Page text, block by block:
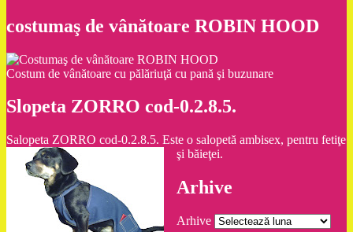
costumaş de vânătoare ROBIN HOOD
Costum de vânătoare cu pălăriuţă cu pană şi buzunare
Slopeta ZORRO cod-0.2.8.5.
Salopeta ZORRO cod-0.2.8.5. Este o salopetă ambisex, pentru fetiţe
şi băieţei.
Arhive
Arhive